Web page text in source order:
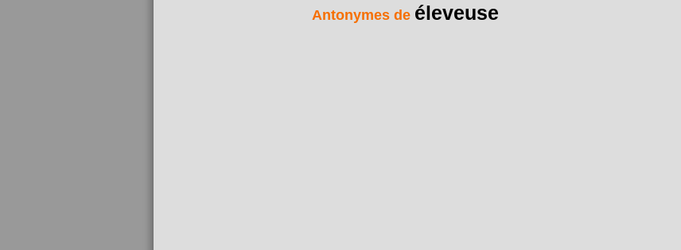
Antonymes de éleveuse